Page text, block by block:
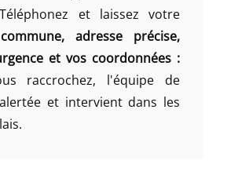
et laissez votre
commune, adresse précise,
et vos coordonnées :
raccrochez, l'équipe de
et intervient dans les